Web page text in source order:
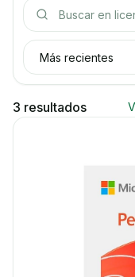
Buscar productos
Ordenar productos
3 resultados